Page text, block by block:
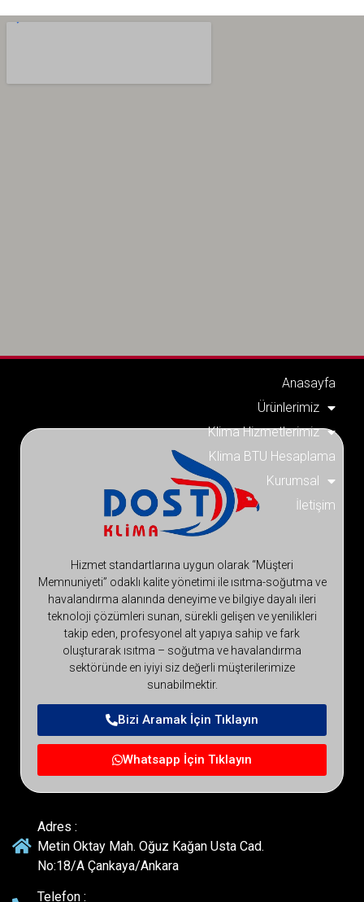
Anasayfa
Ürünlerimiz
Klima Hizmetlerimiz
Klima BTU Hesaplama
Kurumsal
İletişim
Hizmet standartlarına uygun olarak “Müşteri
Memnuniyeti” odaklı kalite yönetimi ile ısıtma-soğutma ve
havalandırma alanında deneyime ve bilgiye dayalı ileri
teknoloji çözümleri sunan, sürekli gelişen ve yenilikleri
takip eden, profesyonel alt yapıya sahip ve fark
oluşturarak ısıtma – soğutma ve havalandırma
sektöründe en iyiyi siz değerli müşterilerimize
sunabilmektir.
Bizi Aramak İçin Tıklayın
Whatsapp İçin Tıklayın
Adres :
Metin Oktay Mah. Oğuz Kağan Usta Cad.
No:18/A Çankaya/Ankara
Telefon :